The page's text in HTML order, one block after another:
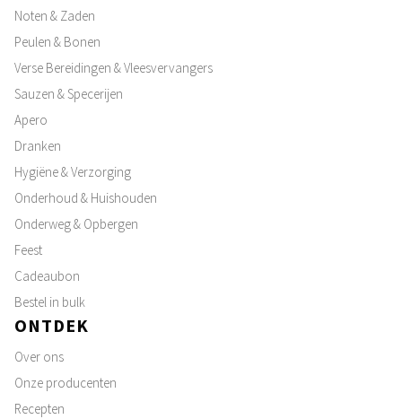
Noten & Zaden
Peulen & Bonen
Verse Bereidingen & Vleesvervangers
Sauzen & Specerijen
Apero
Dranken
Hygiëne & Verzorging
Onderhoud & Huishouden
Onderweg & Opbergen
Feest
Cadeaubon
Bestel in bulk
ONTDEK
Over ons
Onze producenten
Recepten